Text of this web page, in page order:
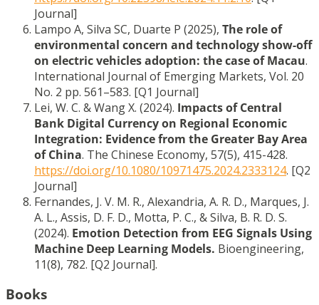
Journal]
Lampo A, Silva SC, Duarte P (2025), The role of
environmental concern and technology show-off
on electric vehicles adoption: the case of Macau.
International Journal of Emerging Markets, Vol. 20
No. 2 pp. 561–583. [Q1 Journal]
Lei, W. C. & Wang X. (2024). Impacts of Central
Bank Digital Currency on Regional Economic
Integration: Evidence from the Greater Bay Area
of China. The Chinese Economy, 57(5), 415-428.
https://doi.org/10.1080/10971475.2024.2333124. [Q2
Journal]
Fernandes, J. V. M. R., Alexandria, A. R. D., Marques, J.
A. L., Assis, D. F. D., Motta, P. C., & Silva, B. R. D. S.
(2024). Emotion Detection from EEG Signals Using
Machine Deep Learning Models. Bioengineering,
11(8), 782. [Q2 Journal].
Books